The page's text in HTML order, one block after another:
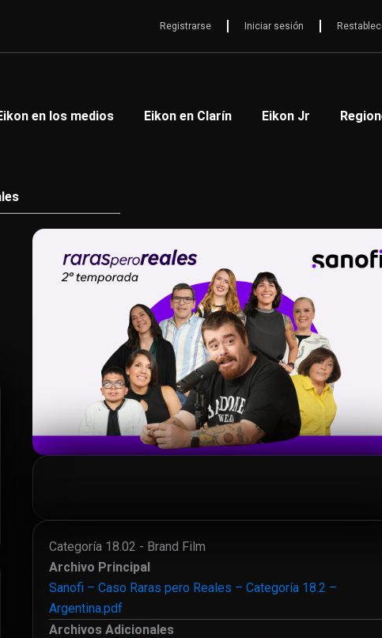
Registrarse Iniciar sesión
en los medios Eikon en Clarín Eikon Jr
Categoría 18.02 - Brand Film
Archivo Principal
Sanofi – Caso Raras pero Reales – Categoría 18.2 –
Argentina.pdf
Archivos Adicionales